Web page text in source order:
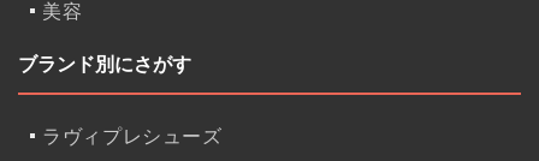
美容
ブランド別にさがす
ラヴィプレシューズ